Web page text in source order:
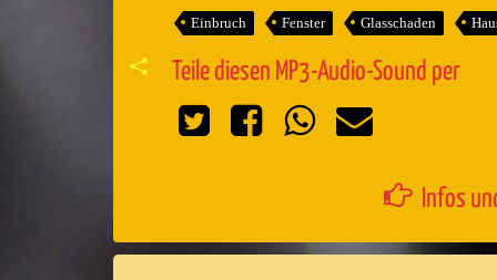
Einbruch Fenster Glasschaden
Teile diesen MP3-Audio-Sound per
Infos